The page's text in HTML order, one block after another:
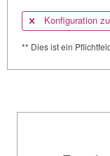
Konfiguration
** Dies ist ein